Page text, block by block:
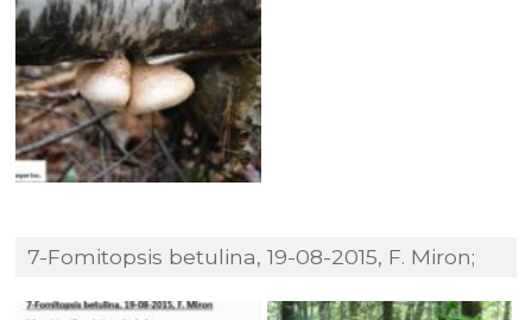
7-Fomitopsis betulina, 19-08-2015, F. Miron;